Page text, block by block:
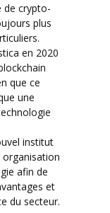
de crypto-
plus
en 2020
que ce
une
institut
afin de
et
du secteur.